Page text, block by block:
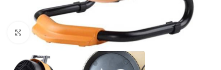
Povećaj sliku